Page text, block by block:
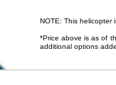
NOTE: This helicopter
*Price above is as of
additional options